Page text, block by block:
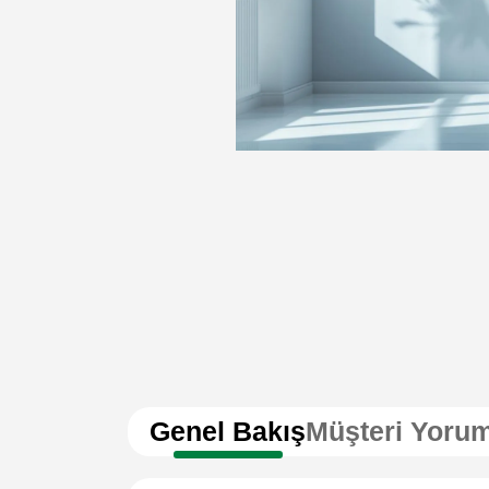
Genel BakışMüşteri